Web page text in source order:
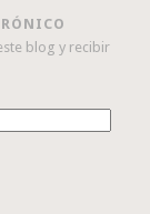
blog y recibir